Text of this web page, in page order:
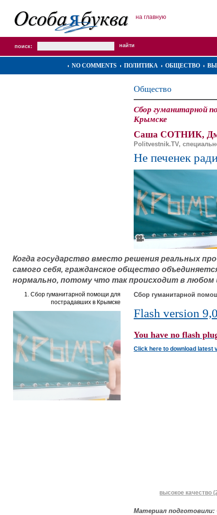
на главную
поиск:
NO COMMENTS ПОЛИТИКА ОБЩЕСТВО
Общество
Сбор гуманитарной
Крымске
Саша СОТНИК,
Politvestnik.TV,
Не печенек
Когда государство вместо решения реальных
самого себя, гражданское общество
нормально, потому что так происходит в любом
1. Сбор гуманитарной помощи для
пострадавших в Крымске
Сбор гуманитарной
Flash version
You have no flash
Click here to download latest
высокое качество
Материал подготовили: